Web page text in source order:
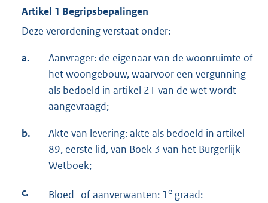
Artikel 1 Begripsbepalingen
Deze verordening verstaat onder:
a.
Aanvrager: de eigenaar van de woonruimte of
het woongebouw, waarvoor een vergunning
als bedoeld in artikel 21 van de wet wordt
aangevraagd;
b.
Akte van levering: akte als bedoeld in artikel
89, eerste lid, van Boek 3 van het Burgerlijk
Wetboek;
c. Bloed- of aanverwanten: 1 e graad: